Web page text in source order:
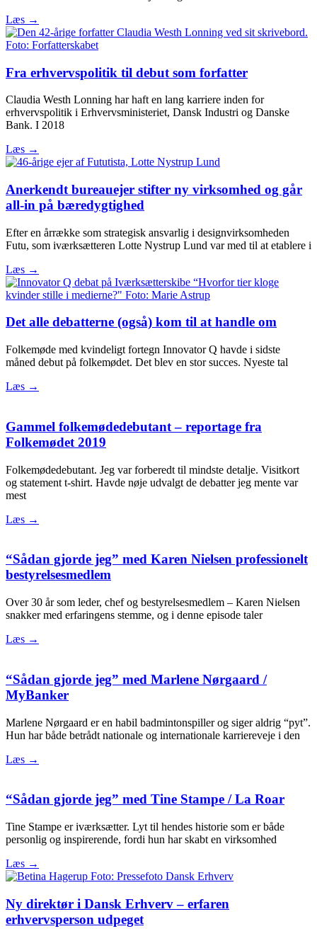
Læs →
Fra erhvervspolitik til debut som forfatter
Claudia Westh Lonning har haft en lang karriere inden for
erhvervspolitik i Erhvervsministeriet, Dansk Industri og Danske
Bank. I 2018
Læs →
Anerkendt bureauejer stifter ny virksomhed og går
all-in på bæredygtighed
Efter en årrække som strategisk ansvarlig i designvirksomheden
Futu, som iværksætteren Lotte Nystrup Lund var med til at etablere i
Læs →
Det alle debatterne (også) kom til at handle om
Folkemøde med kvindeligt fortegn Innovator Q havde i sidste
måned debut på folkemødet. Det blev en stor succes. Nyeste tal
Læs →
Gammel folkemødedebutant – reportage fra
Folkemødet 2019
Folkemødedebutant. Jeg var forberedt til mindste detalje. Visitkort
og statement t-shirt. Havde nøje udvalgt de debatter jeg mente var
mest
Læs →
“Sådan gjorde jeg” med Karen Nielsen professionelt
bestyrelsesmedlem
Over 30 år som leder, chef og bestyrelsesmedlem – Karen Nielsen
snakker med erfaringens stemme, og i denne episode taler
Læs →
“Sådan gjorde jeg” med Marlene Nørgaard /
MyBanker
Marlene Nørgaard er en habil badmintonspiller og siger aldrig “pyt”.
Hun har både betrådt nationale og internationale karriereveje i den
Læs →
“Sådan gjorde jeg” med Tine Stampe / La Roar
Tine Stampe er iværksætter. Lyt til hendes historie som er både
personlig og inspirerende, fordi hun har skabt en virksomhed
Læs →
Ny direktør i Dansk Erhverv – erfaren
erhvervsperson udpeget